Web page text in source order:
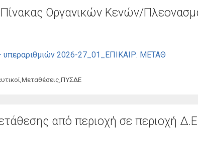
Πίνακας Οργανικών Κενών/
υπεραριθμιών 2026-27_01_ΕΠΙΚΑΙΡ. ΜΕΤΑΘ
,Μεταθέσεις,ΠΥΣΔΕ
από περιοχή σε περιοχή